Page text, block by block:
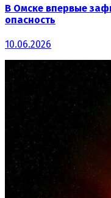
В Омске впервые
опасность
10.06.2026